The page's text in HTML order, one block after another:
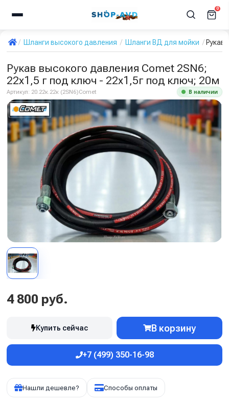
0
Шланги высокого давления Шланги ВД для мойки Рукав
Рукав высокого давления Comet 2SN6;
22х1,5 г под ключ - 22х1,5г под ключ; 20м
Артикул: 20.22к.22к (2SN6)Comet В наличии
4 800 руб.
Купить сейчас В корзину
+7 (499) 350-16-98
Нашли дешевле? Способы оплаты